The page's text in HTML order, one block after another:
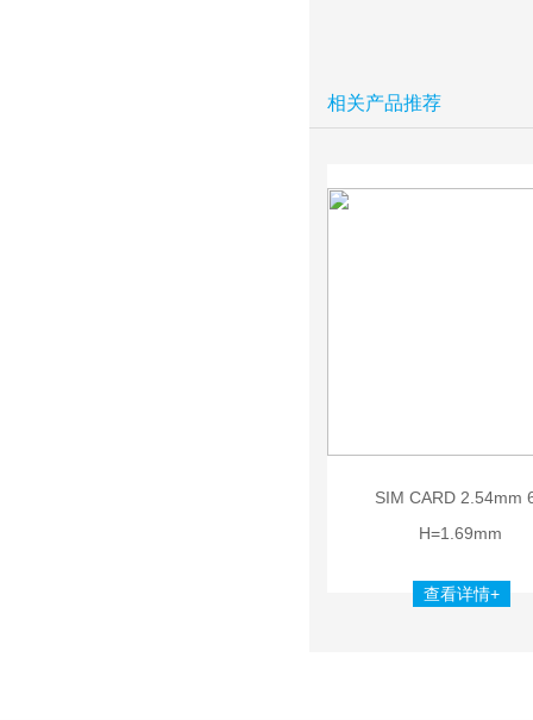
相关产品推荐
SIM CARD 2.54mm
H=1.69mm
查看详情+